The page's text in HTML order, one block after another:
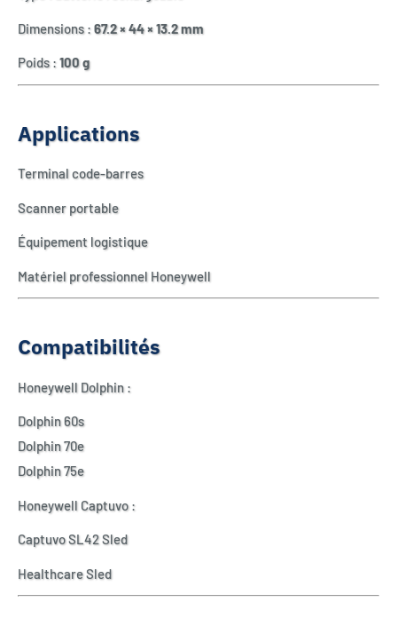
Dimensions : 67.2 × 44 × 13.2 mm
Poids : 100 g
Applications
Terminal code-barres
Scanner portable
Équipement logistique
Matériel professionnel Honeywell
Compatibilités
Honeywell Dolphin :
Dolphin 60s
Dolphin 70e
Dolphin 75e
Honeywell Captuvo :
Captuvo SL42 Sled
Healthcare Sled